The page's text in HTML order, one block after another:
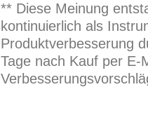
** Diese Meinung
kontinuierlich als
Produktverbesserung
Tage nach Kauf per E-